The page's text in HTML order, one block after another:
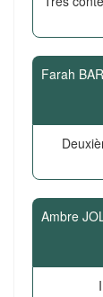
Farah
Ambre